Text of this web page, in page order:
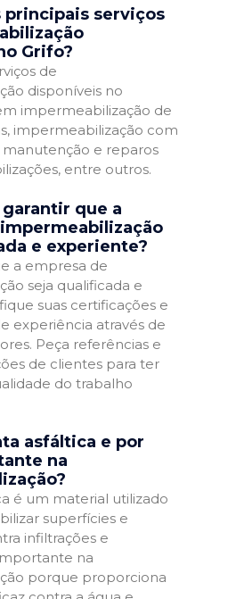
principais serviços
Grifo?
de
disponíveis no
impermeabilização de
impermeabilização com
manutenção e reparos
entre outros.
que a
e experiente?
a empresa de
seja qualificada e
suas certificações e
experiência através de
Peça referências e
de clientes para ter
do trabalho
asfáltica e por
na
é um material utilizado
superfícies e
infiltrações e
na
porque proporciona